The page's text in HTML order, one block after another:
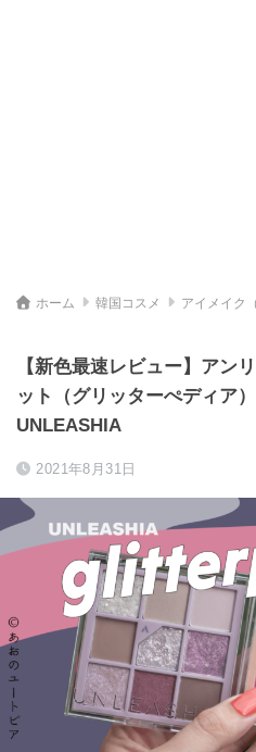
ホーム 韓国コスメ アイメイク
【新色最速レビュー】アン
ット（グリッターぺディア
UNLEASHIA
2021年8月31日